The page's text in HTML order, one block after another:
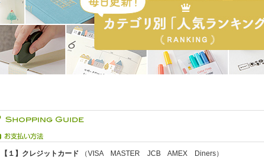
【１】クレジットカード （VISA MASTER JCB AMEX Diners）